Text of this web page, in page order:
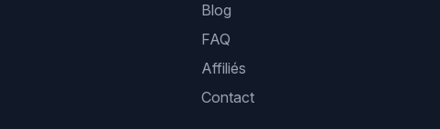
Blog
FAQ
Affiliés
Contact